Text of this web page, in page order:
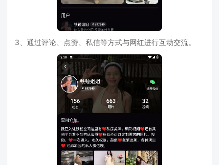
3、通过评论、点赞、私信等方式与网红进行互动交流。